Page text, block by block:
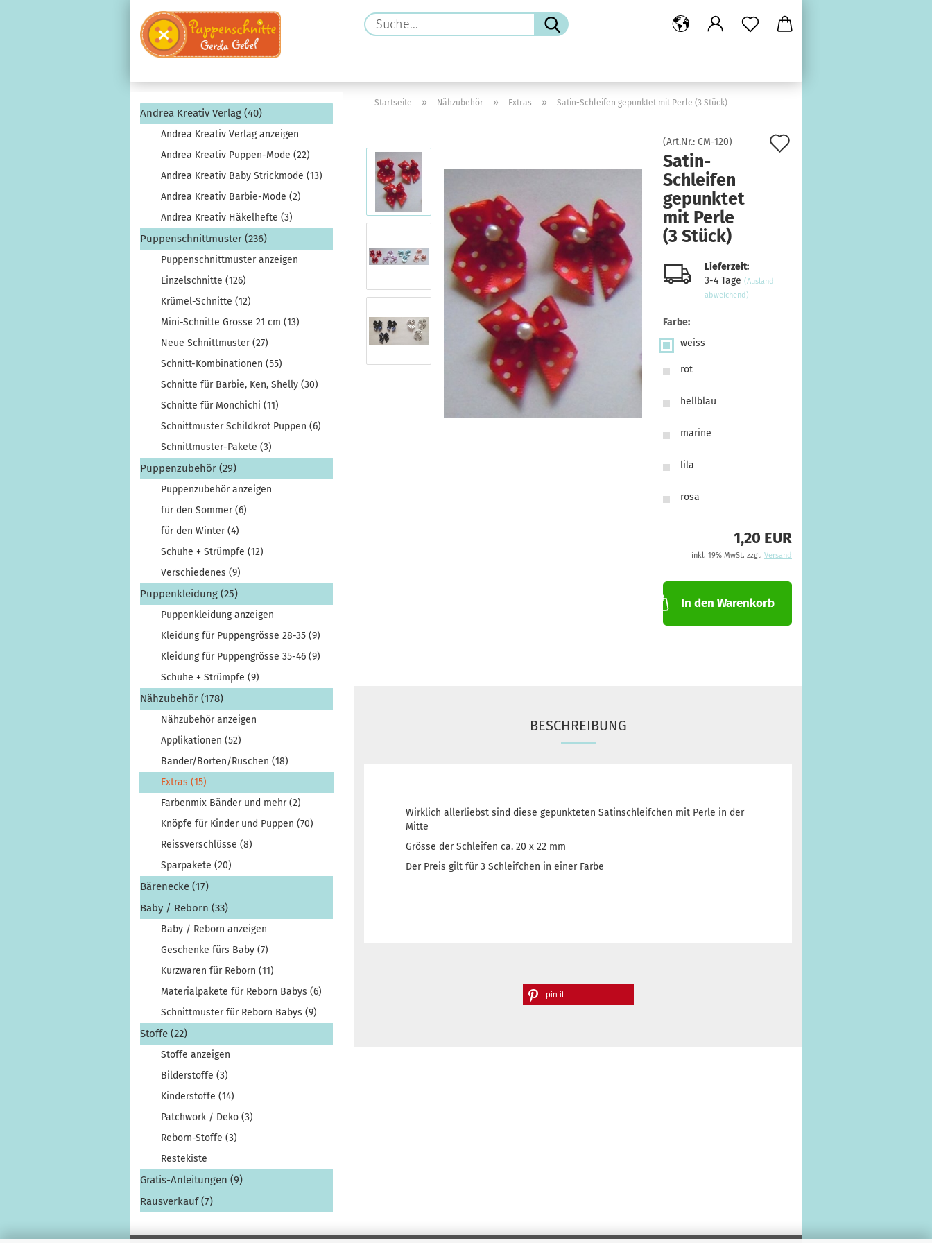
Suche...
Startseite » Nähzubehör » Extras » Satin-Schleifen gepunktet mit Perle (3 Stück)
(Art.Nr.:CM-120)
Satin-
Schleifen
gepunktet
mit Perle
(3 Stück)
Lieferzeit:
3-4 Tage(Ausland
abweichend)
Farbe:
weiss
rot
hellblau
marine
lila
rosa
1,20 EUR
inkl. 19% MwSt. zzgl. Versand
In den Warenkorb
BESCHREIBUNG
Wirklich allerliebst sind diese gepunkteten Satinschleifchen mit Perle in der
Mitte
Grösse der Schleifen ca. 20 x 22 mm
Der Preis gilt für 3 Schleifchen in einer Farbe
pin it
Andrea Kreativ Verlag (40)
Andrea Kreativ Verlag anzeigen
Andrea Kreativ Puppen-Mode (22)
Andrea Kreativ Baby Strickmode (13)
Andrea Kreativ Barbie-Mode (2)
Andrea Kreativ Häkelhefte (3)
Puppenschnittmuster (236)
Puppenschnittmuster anzeigen
Einzelschnitte (126)
Krümel-Schnitte (12)
Mini-Schnitte Grösse 21 cm (13)
Neue Schnittmuster (27)
Schnitt-Kombinationen (55)
Schnitte für Barbie, Ken, Shelly (30)
Schnitte für Monchichi (11)
Schnittmuster Schildkröt Puppen (6)
Schnittmuster-Pakete (3)
Puppenzubehör (29)
Puppenzubehör anzeigen
für den Sommer (6)
für den Winter (4)
Schuhe + Strümpfe (12)
Verschiedenes (9)
Puppenkleidung (25)
Puppenkleidung anzeigen
Kleidung für Puppengrösse 28-35 (9)
Kleidung für Puppengrösse 35-46 (9)
Schuhe + Strümpfe (9)
Nähzubehör (178)
Nähzubehör anzeigen
Applikationen (52)
Bänder/Borten/Rüschen (18)
Extras (15)
Farbenmix Bänder und mehr (2)
Knöpfe für Kinder und Puppen (70)
Reissverschlüsse (8)
Sparpakete (20)
Bärenecke (17)
Baby / Reborn (33)
Baby / Reborn anzeigen
Geschenke fürs Baby (7)
Kurzwaren für Reborn (11)
Materialpakete für Reborn Babys (6)
Schnittmuster für Reborn Babys (9)
Stoffe (22)
Stoffe anzeigen
Bilderstoffe (3)
Kinderstoffe (14)
Patchwork / Deko (3)
Reborn-Stoffe (3)
Restekiste
Gratis-Anleitungen (9)
Rausverkauf (7)